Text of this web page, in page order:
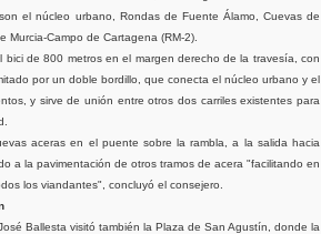
el núcleo urbano, Rondas de Fuente Álamo, Cuevas de
Murcia-Campo de Cartagena (RM-2).
bici de 800 metros en el margen derecho de la travesía, con
por un doble bordillo, que conecta el núcleo urbano y el
y sirve de unión entre otros dos carriles existentes para
aceras en el puente sobre la rambla, a la salida hacia
a la pavimentación de otros tramos de acera "facilitando en
los viandantes", concluyó el consejero.
Ballesta visitó también la Plaza de San Agustín, donde la